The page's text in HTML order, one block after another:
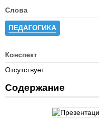
Слова
ПЕДАГОГИКА
Конспект
Отсутствует
Содержание